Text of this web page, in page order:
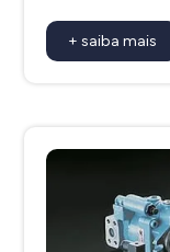
+ saiba mais